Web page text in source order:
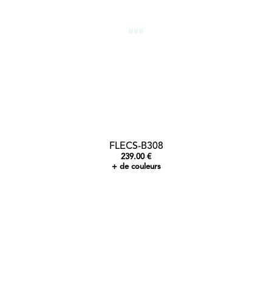
FLECS-B308
239.00 €
+ de couleurs